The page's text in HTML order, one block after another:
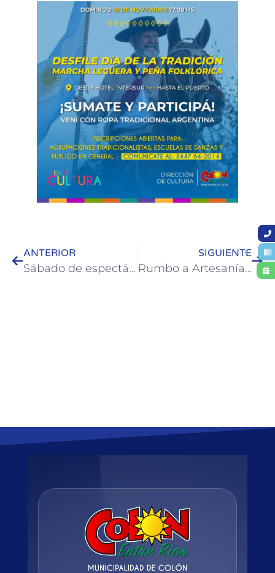
ANTERIOR
Sábado de espectáculos infantiles en la Casa del Bicentenario de Colón
SIGUIENTE
Rumbo a Artesanía 2025: se ofrecerá un taller de armado y diseño de stands